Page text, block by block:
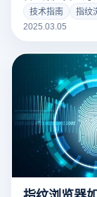
纹浏览器的优势
技术指南
指纹
2025.03.05